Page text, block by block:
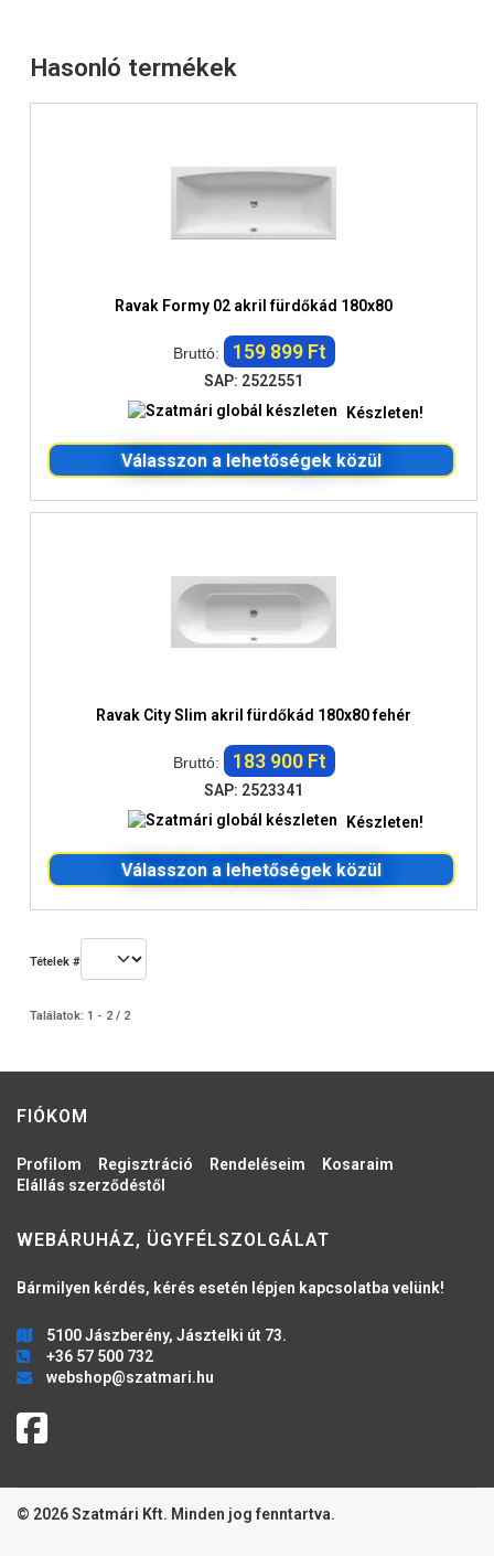
Hasonló termékek
Ravak Formy 02 akril fürdőkád 180x80
Bruttó: 159 899 Ft
SAP: 2522551
Készleten!
Válasszon a lehetőségek közül
Ravak City Slim akril fürdőkád 180x80 fehér
Bruttó: 183 900 Ft
SAP: 2523341
Készleten!
Válasszon a lehetőségek közül
Tételek #
Találatok: 1 - 2 / 2
FIÓKOM
Profilom Regisztráció Rendeléseim
Kosaraim
Elállás szerződéstől
WEBÁRUHÁZ, ÜGYFÉLSZOLGÁLAT
Bármilyen kérdés, kérés esetén lépjen kapcsolatba velünk!
5100 Jászberény, Jásztelki út 73.
+36 57 500 732
webshop@szatmari.hu
© 2026 Szatmári Kft. Minden jog fenntartva.